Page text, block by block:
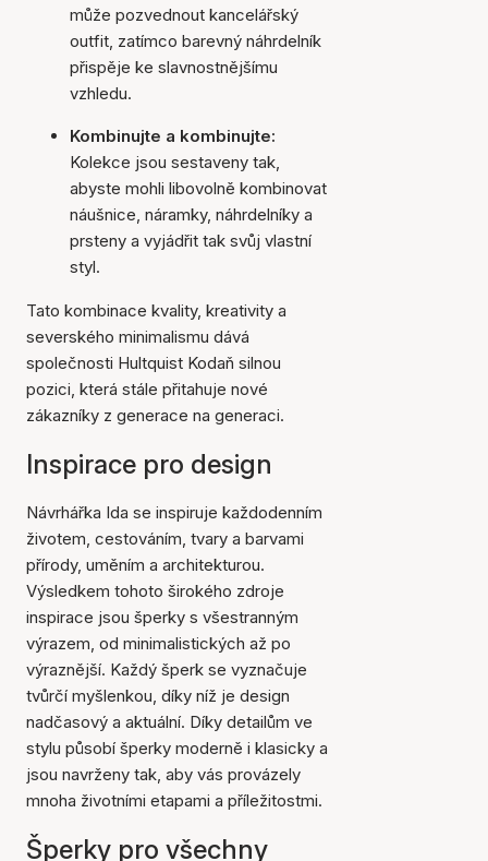
může pozvednout kancelářský
outfit, zatímco barevný náhrdelník
přispěje ke slavnostnějšímu
vzhledu.
Kombinujte a kombinujte:
Kolekce jsou sestaveny tak,
abyste mohli libovolně kombinovat
náušnice, náramky, náhrdelníky a
prsteny a vyjádřit tak svůj vlastní
styl.
Tato kombinace kvality, kreativity a
severského minimalismu dává
společnosti Hultquist Kodaň silnou
pozici, která stále přitahuje nové
zákazníky z generace na generaci.
Inspirace pro design
Návrhářka Ida se inspiruje každodenním
životem, cestováním, tvary a barvami
přírody, uměním a architekturou.
Výsledkem tohoto širokého zdroje
inspirace jsou šperky s všestranným
výrazem, od minimalistických až po
výraznější. Každý šperk se vyznačuje
tvůrčí myšlenkou, díky níž je design
nadčasový a aktuální. Díky detailům ve
stylu působí šperky moderně i klasicky a
jsou navrženy tak, aby vás provázely
mnoha životními etapami a příležitostmi.
Šperky pro všechny